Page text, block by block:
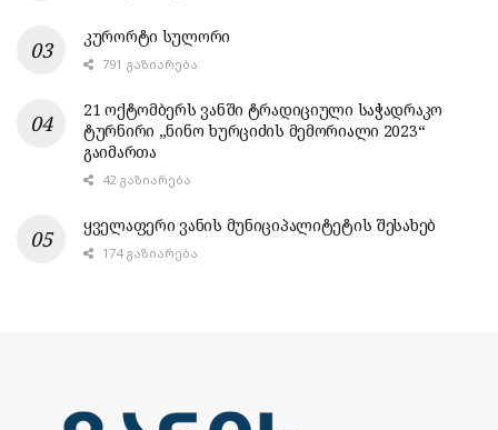
კურორტი სულორი
791 ᲒᲐᲖᲘᲐᲠᲔᲑᲐ
21 ოქტომბერს ვანში ტრადიციული საჭადრაკო
ტურნირი „ნინო ხურციძის მემორიალი 2023“
გაიმართა
42 ᲒᲐᲖᲘᲐᲠᲔᲑᲐ
ყველაფერი ვანის მუნიციპალიტეტის შესახებ
174 ᲒᲐᲖᲘᲐᲠᲔᲑᲐ